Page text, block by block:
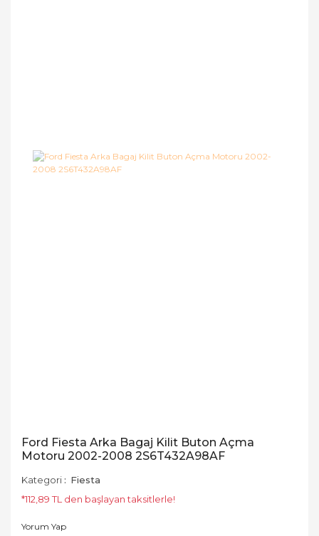
Ford Fiesta Arka Bagaj Kilit Buton Açma
Motoru 2002-2008 2S6T432A98AF
Kategori
Fiesta
*112,89 TL den başlayan taksitlerle!
Yorum Yap